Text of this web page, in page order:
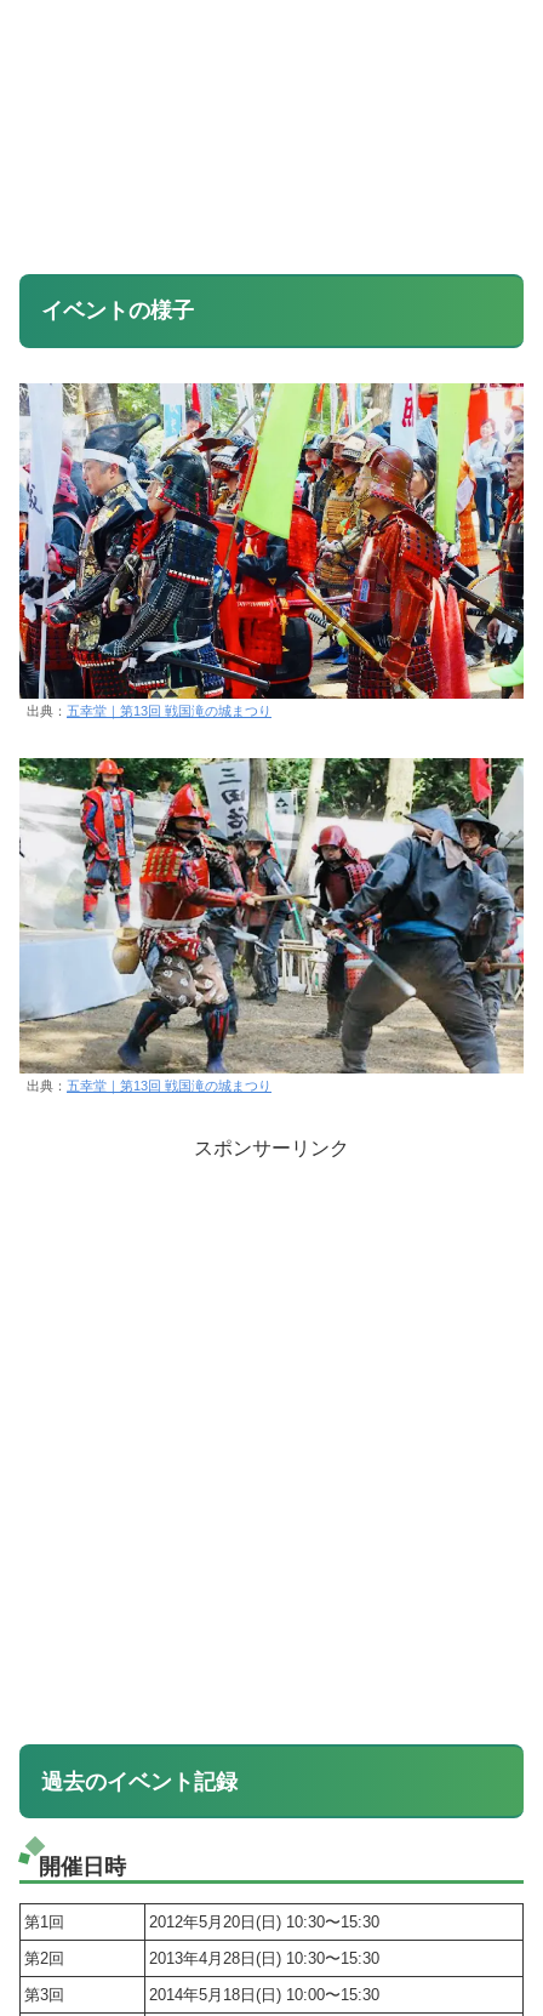
イベントの様子
出典： 五幸堂｜第13回 戦国滝の城まつり
出典： 五幸堂｜第13回 戦国滝の城まつり
スポンサーリンク
過去のイベント記録
開催日時
第1回
2012年5月20日(日) 10:30〜15:30
第2回
2013年4月28日(日) 10:30〜15:30
第3回
2014年5月18日(日) 10:00〜15:30